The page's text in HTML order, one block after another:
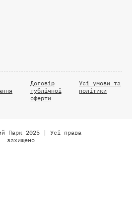
Договір
публічної
оферти
Усі умови та
політики
Парк 2025 | Усі права
захищено